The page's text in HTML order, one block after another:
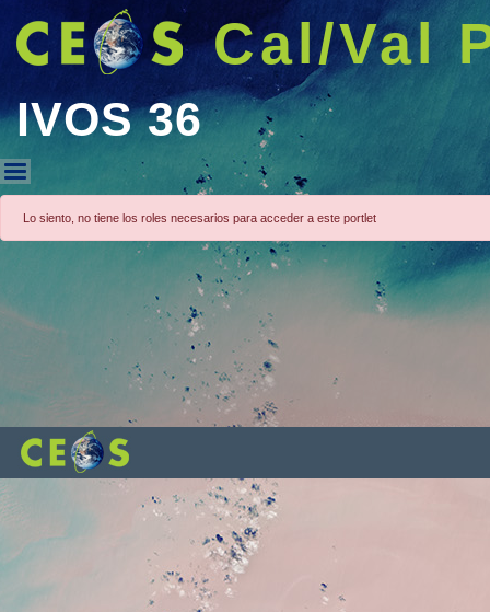
Cal/Val
IVOS 36
IVOS 36
Lo siento, no tiene los roles necesarios para acceder a este portlet